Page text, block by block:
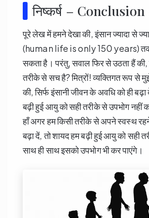
निष्कर्ष –
पूरे लेख में हमने देखा की, इंसान ज्यादा से
(human life is only 150 years) तक
सकता है। परंतु, सवाल फिर से उठता हैं की,
तरीके से सच है? मित्रों! व्यक्तिगत रूप से
की, सिर्फ इंसानी जीवन के अवधि को ही
बढ़ी हुई आयु को सही तरीके से उपभोग नहीं
हाँ अगर हम किसी तरीके से अपने स्वस्थ
बढ़ा दें, तो शायद हम बढ़ी हुई आयु को सही
साथ ही साथ इसको उपभोग भी कर पाएंगे।